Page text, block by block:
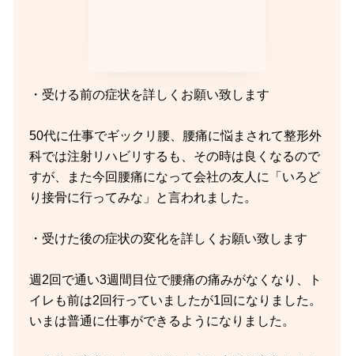
・受ける前の症状を詳しくお願い致します
50代に仕事でギックリ腰、腰痛に悩まされて整形外
科では注射リハビリするも、その時は良くなるので
すが、また今回腰痛になって会社の友人に「いろど
り接骨に行ってみな」と言われました。
・受けた後の症状の変化を詳しくお願い致します
週2回で通い3週間目位で腰痛の痛みがなくなり、ト
イレも前は2回行っていましたが1回になりました。
いまは普通に仕事ができるようになりました。